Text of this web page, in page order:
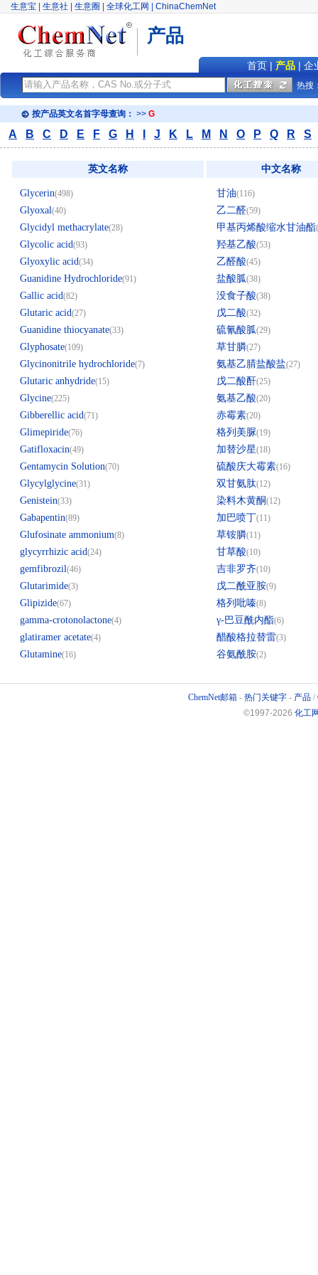
生意宝 生意社 生意圈 全球化工网 ChinaChemNet
产品
首页| 产品| 企
热搜
按产品英文名首字母查询： >> G
A B C D E F G H J K L M N O P Q R S
英文名称 中文名称
Glycerin(498) 甘油(116)
Glyoxal(40) 乙二醛(59)
Glycidyl methacrylate(28) 甲基丙烯酸缩水甘油酯
Glycolic acid(93) 羟基乙酸(53)
Glyoxylic acid(34) 乙醛酸(45)
Guanidine Hydrochloride(91) 盐酸胍(38)
Gallic acid(82) 没食子酸(38)
Glutaric acid(27) 戊二酸(32)
Guanidine thiocyanate(33) 硫氰酸胍(29)
Glyphosate(109) 草甘膦(27)
Glycinonitrile hydrochloride(7) 氨基乙腈盐酸盐(27)
Glutaric anhydride(15) 戊二酸酐(25)
Glycine(225) 氨基乙酸(20)
Gibberellic acid(71) 赤霉素(20)
Glimepiride(76) 格列美脲(19)
Gatifloxacin(49) 加替沙星(18)
Gentamycin Solution(70) 硫酸庆大霉素(16)
Glycylglycine(31) 双甘氨肽(12)
Genistein(33) 染料木黄酮(12)
Gabapentin(89) 加巴喷丁(11)
Glufosinate ammonium(8) 草铵膦(11)
glycyrrhizic acid(24) 甘草酸(10)
gemfibrozil(46) 吉非罗齐(10)
Glutarimide(3) 戊二酰亚胺(9)
Glipizide(67) 格列吡嗪(8)
gamma-crotonolactone(4) γ-巴豆酰内酯(6)
glatiramer acetate(4) 醋酸格拉替雷(3)
Glutamine(16) 谷氨酰胺(2)
ChemNet邮箱 - 热门关键字 - 产品 /
©1997-2026 化工